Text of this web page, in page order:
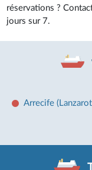
réservations ?
jours sur 7.
Arrecife